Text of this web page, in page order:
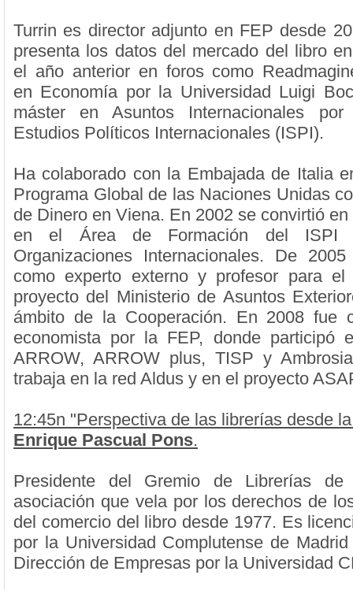
Turrin es director adjunto en FEP desde
presenta los datos del mercado del libro
el año anterior en foros como
en Economía por la Universidad Luigi
máster en Asuntos Internacionales
Estudios Políticos Internacionales (ISPI).
Ha colaborado con la Embajada de Italia
Programa Global de las Naciones Unidas
de Dinero en Viena. En 2002 se convirtió
en el Área de Formación del ISPI
Organizaciones Internacionales. De
como experto externo y profesor para
proyecto del Ministerio de Asuntos
ámbito de la Cooperación. En 2008 fue
economista por la FEP, donde participó
ARROW, ARROW plus, TISP y
trabaja en la red Aldus y en el proyecto
12:45n "Perspectiva de las librerías desde
Enrique Pascual Pons.
Presidente del Gremio de Librerías
asociación que vela por los derechos de
del comercio del libro desde 1977. Es
por la Universidad Complutense de
Dirección de Empresas por la Universidad